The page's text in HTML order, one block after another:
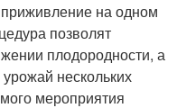
на одном
позволят
плодородности, а
нескольких
мероприятия